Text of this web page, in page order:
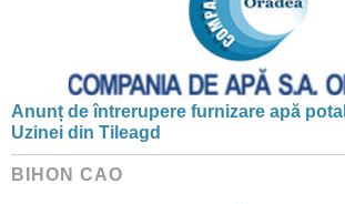
Anunț de întrerupere furnizare apă
Uzinei din Tileagd
BIHON CAO